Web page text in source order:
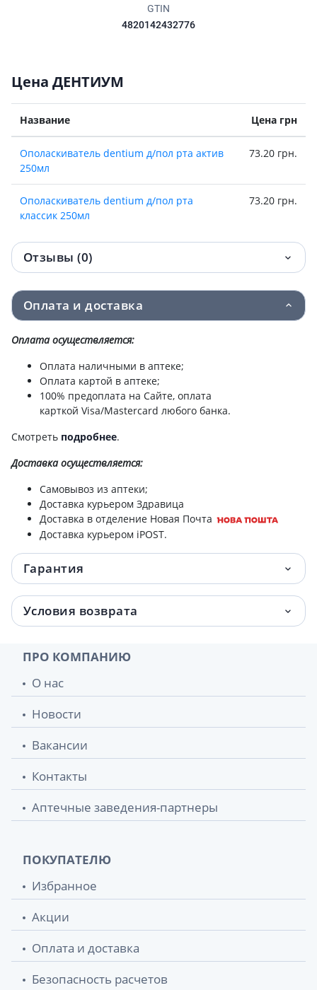
GTIN
4820142432776
Цена ДЕНТИУМ
Название Цена грн
Ополаскиватель dentium д/пол рта актив
250мл
73.20 грн.
Ополаскиватель dentium д/пол рта
классик 250мл
73.20 грн.
Отзывы (0)
Оплата и доставка
Оплата осуществляется:
Оплата наличными в аптеке;
Оплата картой в аптеке;
100% предоплата на Сайте, оплата
карткой Visa/Mastercard любого банка.
Смотреть подробнее.
Доставкаосуществляется:
Самовывоз из аптеки;
Доставка курьером Здравица
Доставка в отделение Новая Почта
Доставка курьером iPOST.
Гарантия
Условия возврата
ПРО КОМПАНИЮ
О нас
Новости
Вакансии
Контакты
Аптечные заведения-партнеры
ПОКУПАТЕЛЮ
Избранное
Акции
Оплата и доставка
Безопасность расчетов